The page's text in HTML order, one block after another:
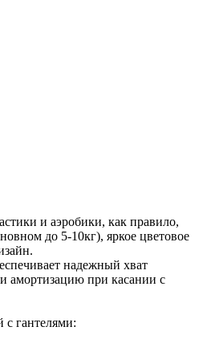
и аэробики, как правило,
до 5-10кг), яркое цветовое
надежный хват
амортизацию при касании с
гантелями: